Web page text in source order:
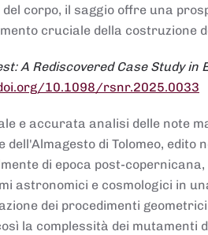
corpo, il saggio offre una
cruciale della costruzione
A Rediscovered Case Study
10.1098/rsnr.2025.0033
e accurata analisi delle note
di Tolomeo, edito
di epoca post-
astronomici e cosmologici in
dei procedimenti
la complessità dei mutamenti